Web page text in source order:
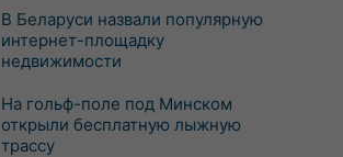
В Беларуси назвали популярную
интернет-площадку
недвижимости
На гольф-поле под Минском
открыли бесплатную лыжную
трассу